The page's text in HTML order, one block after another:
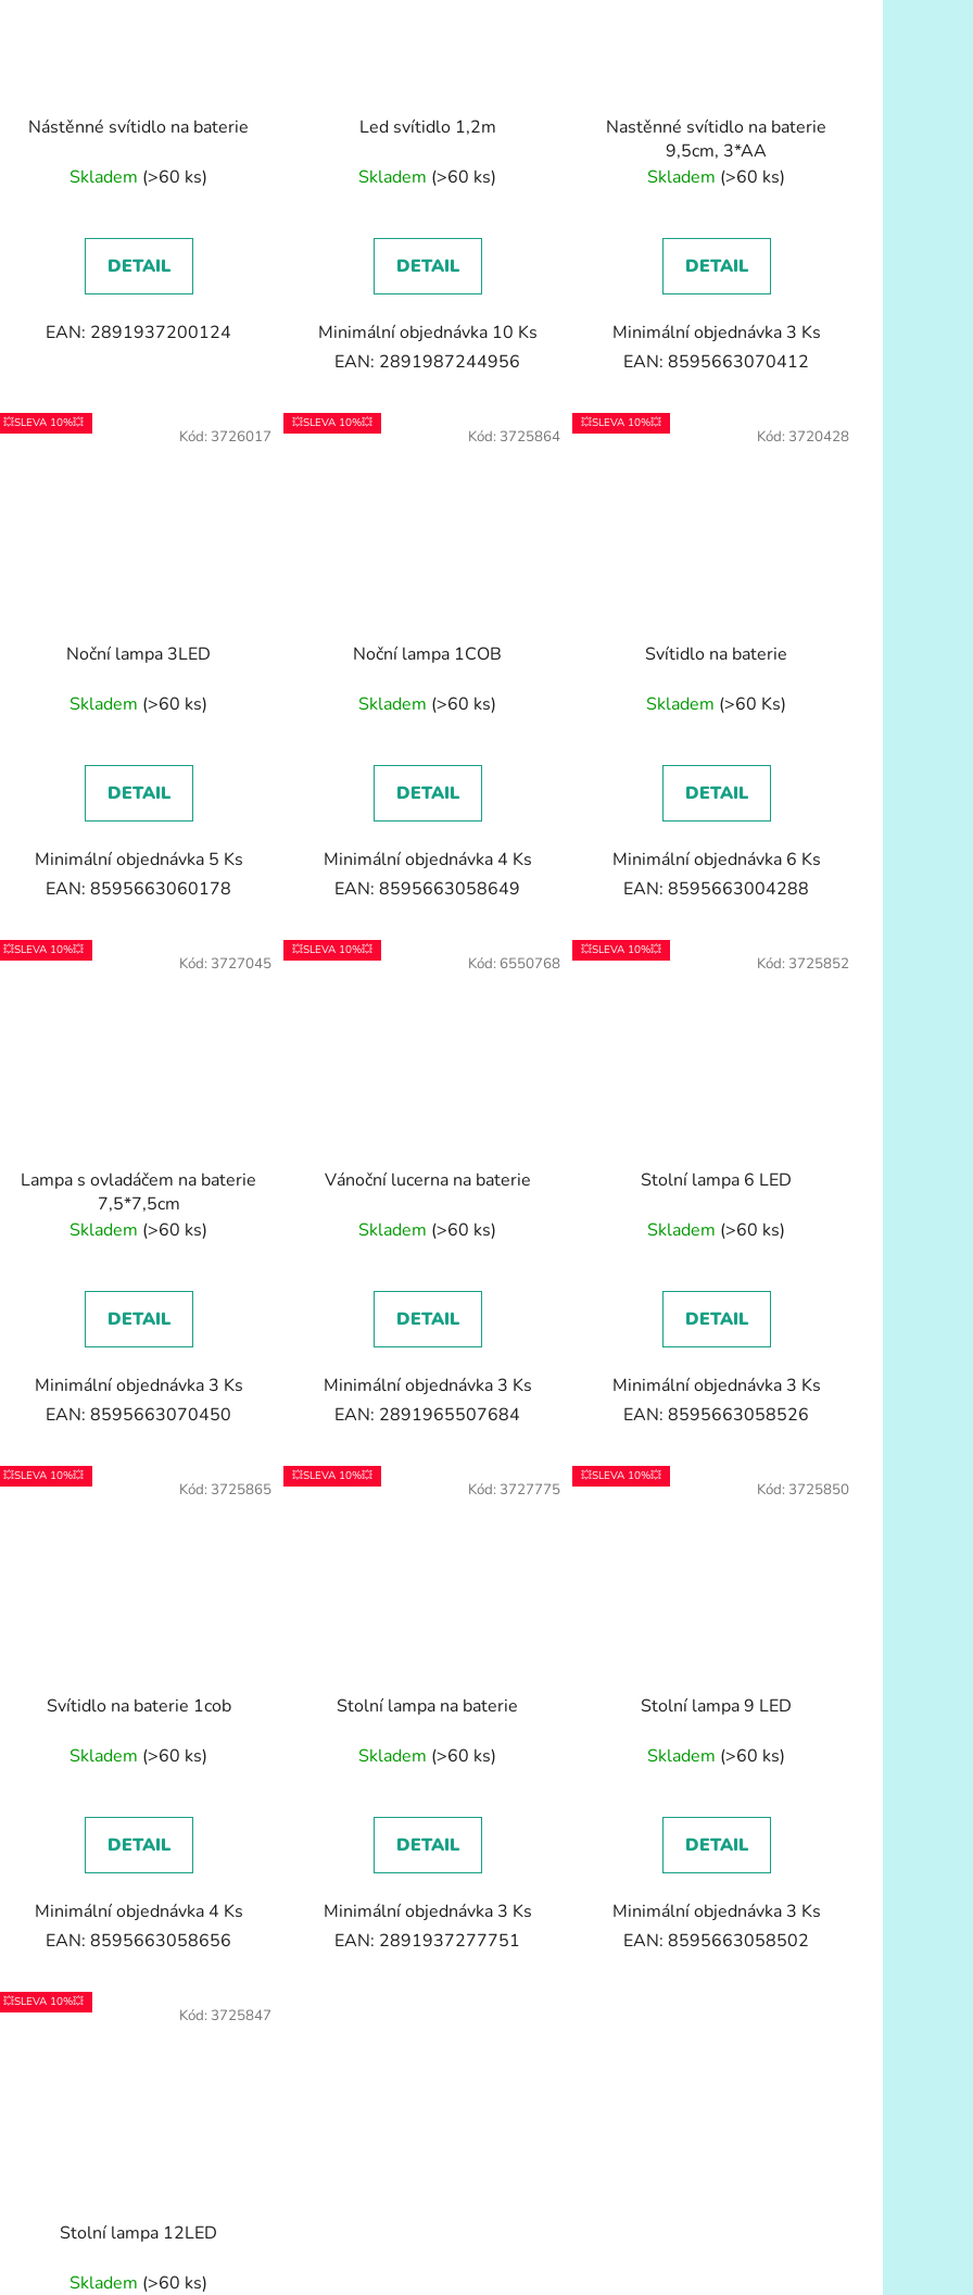
Nástěnné svítidlo na baterie
Skladem (>60 ks)
DETAIL
EAN: 2891937200124
Led svítidlo 1,2m
Skladem (>60 ks)
DETAIL
Minimální objednávka 10 Ks
EAN: 2891987244956
Nastěnné svítidlo na baterie
9,5cm, 3*AA
Skladem (>60 ks)
DETAIL
Minimální objednávka 3 Ks
EAN: 8595663070412
💥SLEVA 10%💥
Noční lampa 3LED
Skladem (>60 ks)
DETAIL
Minimální objednávka 5 Ks
EAN: 8595663060178
Kód: 3726017
💥SLEVA 10%💥
Noční lampa 1COB
Skladem (>60 ks)
DETAIL
Minimální objednávka 4 Ks
EAN: 8595663058649
Kód: 3725864
💥SLEVA 10%💥
Svítidlo na baterie
Skladem (>60 Ks)
DETAIL
Minimální objednávka 6 Ks
EAN: 8595663004288
Kód: 3720428
💥SLEVA 10%💥
Lampa s ovladáčem na baterie
7,5*7,5cm
Skladem (>60 ks)
DETAIL
Minimální objednávka 3 Ks
EAN: 8595663070450
Kód: 3727045
💥SLEVA 10%💥
Vánoční lucerna na baterie
Skladem (>60 ks)
DETAIL
Minimální objednávka 3 Ks
EAN: 2891965507684
Kód: 6550768
💥SLEVA 10%💥
Stolní lampa 6 LED
Skladem (>60 ks)
DETAIL
Minimální objednávka 3 Ks
EAN: 8595663058526
Kód: 3725852
💥SLEVA 10%💥
Svítidlo na baterie 1cob
Skladem (>60 ks)
DETAIL
Minimální objednávka 4 Ks
EAN: 8595663058656
Kód: 3725865
💥SLEVA 10%💥
Stolní lampa na baterie
Skladem (>60 ks)
DETAIL
Minimální objednávka 3 Ks
EAN: 2891937277751
Kód: 3727775
💥SLEVA 10%💥
Stolní lampa 9 LED
Skladem (>60 ks)
DETAIL
Minimální objednávka 3 Ks
EAN: 8595663058502
Kód: 3725850
💥SLEVA 10%💥
Stolní lampa 12LED
Skladem (>60 ks)
Kód: 3725847